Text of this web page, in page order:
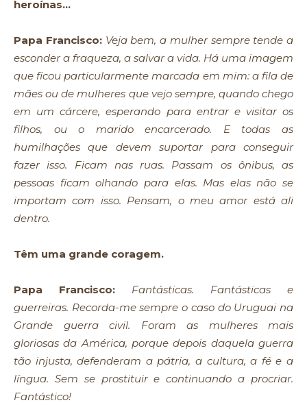
heroínas…
Papa Francisco: Veja bem, a mulher sempre tende a
esconder a fraqueza, a salvar a vida. Há uma imagem
que ficou particularmente marcada em mim: a fila de
mães ou de mulheres que vejo sempre, quando chego
em um cárcere, esperando para entrar e visitar os
filhos, ou o marido encarcerado. E todas as
humilhações que devem suportar para conseguir
fazer isso. Ficam nas ruas. Passam os ônibus, as
pessoas ficam olhando para elas. Mas elas não se
importam com isso. Pensam, o meu amor está ali
dentro.
Têm uma grande coragem.
Papa Francisco:
Fantásticas. Fantásticas e
guerreiras. Recorda-me sempre o caso do Uruguai na
Grande guerra civil. Foram as mulheres mais
gloriosas da América, porque depois daquela guerra
tão injusta, defenderam a pátria, a cultura, a fé e a
língua. Sem se prostituir e continuando a procriar.
Fantástico!